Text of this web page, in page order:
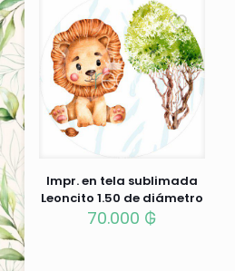
Impr. en tela sublimada
Leoncito 1.50 de diámetro
70.000 ₲